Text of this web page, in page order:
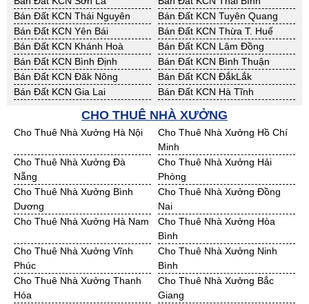
Bán Đất KCN Thái Nguyên
Bán Đất KCN Tuyên Quang
Bán Đất KCN Yên Bái
Bán Đất KCN Thừa T. Huế
Bán Đất KCN Khánh Hoà
Bán Đất KCN Lâm Đồng
Bán Đất KCN Bình Định
Bán Đất KCN Bình Thuận
Bán Đất KCN Đăk Nông
Bán Đất KCN ĐắkLắk
Bán Đất KCN Gia Lai
Bán Đất KCN Hà Tĩnh
Bán Đất KCN Nghệ An
Bán Đất KCN Ninh Thuận
Bán Đất KCN Phú Yên
Bán Đất KCN Quảng Bình
Bán Đất KCN Quảng Nam
Bán Đất KCN Quảng Ngãi
Bán Đất KCN Bà Rịa - VT
Bán Đất KCN Cần Thơ
Bán Đất KCN An Giang
Bán Đất KCN Bạc Liêu
Bán Đất KCN Bến Tre
Bán Đất KCN Bình Phước
Bán Đất KCN Cà Mau
Bán Đất KCN Đồng Tháp
Bán Đất KCN Hậu Giang
Bán Đất KCN Kiên Giang
Bán Đất KCN Long An
Bán Đất KCN Sóc Trăng
Bán Đất KCN Tây Ninh
Bán Đất KCN Tiền Giang
Bán Đất KCN Trà Vinh
Bán Đất KCN Vĩnh Long
Bán Đất KCN Hải Dương
Bán Đất KCN Hưng Yên
Bán Đất KCN Quảng Ninh
CHO THUÊ NHÀ XƯỞNG
Cho Thuê Nhà Xưởng Hà Nội
Cho Thuê Nhà Xưởng Hồ Chí
Minh
Cho Thuê Nhà Xưởng Đà
Nẵng
Cho Thuê Nhà Xưởng Hải
Phòng
Cho Thuê Nhà Xưởng Bình
Dương
Cho Thuê Nhà Xưởng Đồng
Nai
Cho Thuê Nhà Xưởng Hà Nam
Cho Thuê Nhà Xưởng Hòa
Bình
Cho Thuê Nhà Xưởng Vĩnh
Phúc
Cho Thuê Nhà Xưởng Ninh
Bình
Cho Thuê Nhà Xưởng Thanh
Hóa
Cho Thuê Nhà Xưởng Bắc
Giang